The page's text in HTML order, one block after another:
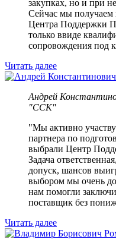
закупках, но и при
Сейчас мы
Центра Поддержки
только ввиде
сопровождения под
Читать далее
Андрей
"ССК"
"Мы активно
партнера по
выбрали Центр
Задача
допуск, шансов
выбором мы очень
нам помогли
поставщик без
Читать далее